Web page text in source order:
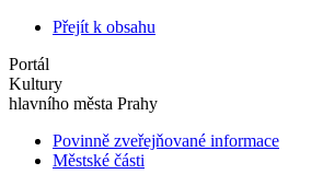
Přejít k obsahu
Portál
Kultury
hlavního města Prahy
Povinně zveřejňované informace
Městské části